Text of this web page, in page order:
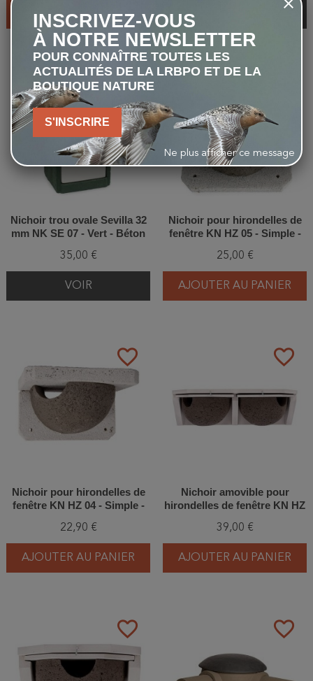
AJOUTER AU PANIER
favorite_border
Nichoir trou ovale Sevilla 32
mm NK SE 07 - Vert - Béton
35,00 €
VOIR
Nichoir pour hirondelles de
fenêtre KN HZ 05 - Simple -
25,00 €
AJOUTER AU PANIER
favorite_border
Nichoir pour hirondelles de
fenêtre KN HZ 04 - Simple -
bois
22,90 €
AJOUTER AU PANIER
favorite_border
Nichoir amovible pour
hirondelles de fenêtre KN HZ
39,00 €
AJOUTER AU PANIER
favorite_border favorite_border
INSCRIVEZ-VOUS
À NOTRE NEWSLETTER
POUR CONNAÎTRE TOUTES LES
ACTUALITÉS DE LA LRBPO ET DE LA
BOUTIQUE NATURE
S'INSCRIRE
Ne plus afficher ce message